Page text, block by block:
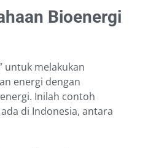
Bioenergi
untuk melakukan
energi dengan
Inilah contoh
di Indonesia, antara